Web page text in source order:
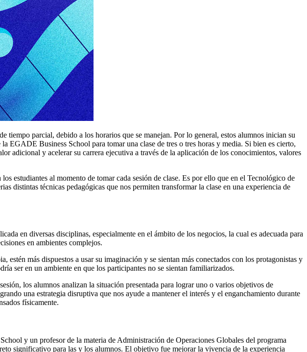
tiempo parcial, debido a los horarios que se manejan. Por lo general, estos alumnos inician su
EGADE Business School para tomar una clase de tres o tres horas y media. Si bien es cierto,
adicional y acelerar su carrera ejecutiva a través de la aplicación de los conocimientos, valores
estudiantes al momento de tomar cada sesión de clase. Es por ello que en el Tecnológico de
distintas técnicas pedagógicas que nos permiten transformar la clase en una experiencia de
en diversas disciplinas, especialmente en el ámbito de los negocios, la cual es adecuada para
en ambientes complejos.
más dispuestos a usar su imaginación y se sientan más conectados con los protagonistas y
ser en un ambiente en que los participantes no se sientan familiarizados.
los alumnos analizan la situación presentada para lograr uno o varios objetivos de
una estrategia disruptiva que nos ayude a mantener el interés y el enganchamiento durante
físicamente.
y un profesor de la materia de Administración de Operaciones Globales del programa
significativo para las y los alumnos. El objetivo fue mejorar la vivencia de la experiencia